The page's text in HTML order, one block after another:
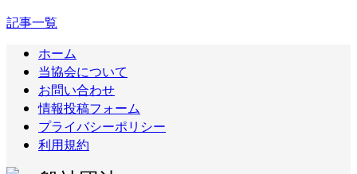
記事一覧
ホーム
当協会について
お問い合わせ
情報投稿フォーム
プライバシーポリシー
利用規約